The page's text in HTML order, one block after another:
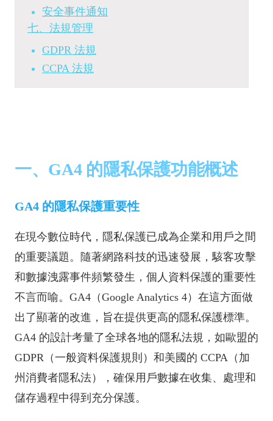
安全事件通知
七、法規管理
GDPR 法規
CCPA 法規
一、GA4 的隱私保護功能概述
GA4 的隱私保護重要性
在現今數位時代，隱私保護已成為企業和用戶之間
的重要議題。隨著網路科技的迅速發展，駭客攻擊
和數據洩露事件頻繁發生，個人資料保護的重要性
不言而喻。GA4（Google Analytics 4）在這方面做
出了顯著的改進，旨在提供更高的隱私保護標準。
GA4 的設計考量了全球各地的隱私法規，如歐盟的
GDPR（一般資料保護規則）和美國的 CCPA（加
州消費者隱私法），確保用戶數據在收集、處理和
儲存過程中得到充分保護。